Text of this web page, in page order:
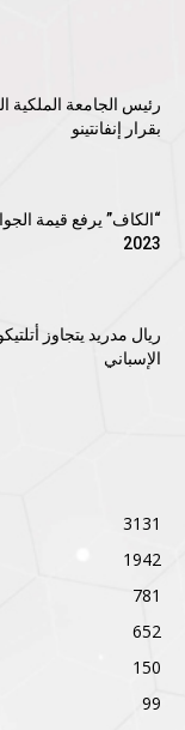
رئيس الجامعة الملكية
بقرار إنفانتينو
“الكاف” يرفع قيمة
2023
ريال مدريد يتجاوز
الإسباني
3131
1942
781
652
150
99